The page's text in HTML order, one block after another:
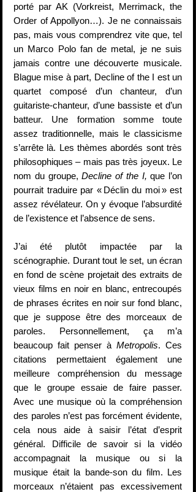
porté par AK (Vorkreist, Merrimack, the
Order of Appollyon…). Je ne connaissais
pas, mais vous comprendrez vite que, tel
un Marco Polo fan de metal, je ne suis
jamais contre une découverte musicale.
Blague mise à part, Decline of the I est un
quartet composé d’un chanteur, d’un
guitariste-chanteur, d’une bassiste et d’un
batteur. Une formation somme toute
assez traditionnelle, mais le classicisme
s’arrête là. Les thèmes abordés sont très
philosophiques – mais pas très joyeux. Le
nom du groupe, Decline of the I, que l’on
pourrait traduire par « Déclin du moi » est
assez révélateur. On y évoque l’absurdité
de l’existence et l’absence de sens.
J’ai été plutôt impactée par la
scénographie. Durant tout le set, un écran
en fond de scène projetait des extraits de
vieux films en noir en blanc, entrecoupés
de phrases écrites en noir sur fond blanc,
que je suppose être des morceaux de
paroles. Personnellement, ça m’a
beaucoup fait penser à Metropolis. Ces
citations permettaient également une
meilleure compréhension du message
que le groupe essaie de faire passer.
Avec une musique où la compréhension
des paroles n’est pas forcément évidente,
cela nous aide à saisir l’état d’esprit
général. Difficile de savoir si la vidéo
accompagnait la musique ou si la
musique était la bande-son du film. Les
morceaux n’étaient pas excessivement